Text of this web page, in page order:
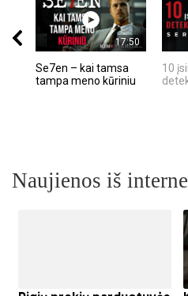
17:50
Se7en – kai tamsa
tampa meno kūriniu
10
Naujienos iš